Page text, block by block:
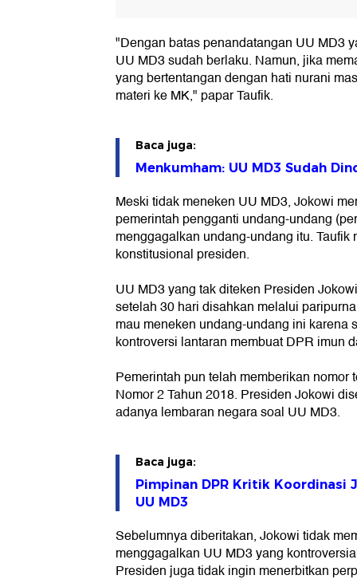
"Dengan batas penandatangan UU MD3
UU MD3 sudah berlaku. Namun, jika
yang bertentangan dengan hati nurani
materi ke MK," papar Taufik.
Baca juga:
Menkumham: UU MD3 Sudah
Meski tidak meneken UU MD3, Jokowi
pemerintah pengganti undang-undang
menggagalkan undang-undang itu.
konstitusional presiden.
UU MD3 yang tak diteken Presiden
setelah 30 hari disahkan melalui
mau meneken undang-undang ini karena
kontroversi lantaran membuat DPR imun
Pemerintah pun telah memberikan nomor
Nomor 2 Tahun 2018. Presiden Jokowi
adanya lembaran negara soal UU MD3.
Baca juga:
Pimpinan DPR Kritik Koordinasi
UU MD3
Sebelumnya diberitakan, Jokowi tidak
menggagalkan UU MD3 yang
Presiden juga tidak ingin menerbitkan